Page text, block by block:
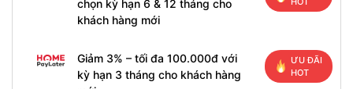
chọn kỳ hạn 6 & 12 tháng cho
khách hàng mới
Giảm 3% – tối đa 100.000đ với
kỳ hạn 3 tháng cho khách hàng
ƯU ĐÃI
HOT